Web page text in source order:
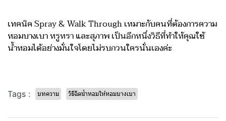
เทคนิค Spray & Walk Through เหมาะกับคนที่ต้องการความ
หอมบางเบา หรูหรา และสุภาพ เป็นอีกหนึ่งวิธีที่ทำให้คุณใช้
น้ำหอมได้อย่างมั่นใจโดยไม่รบกวนใครนั่นเองค่ะ
Tags : บทความ วิธีฉีดน้ำหอมให้หอมบางเบา